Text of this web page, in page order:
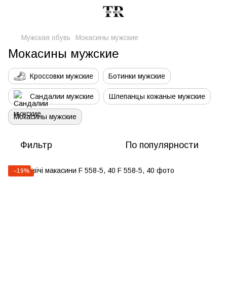
Мужская обувь Мокасины мужские
Мокасины мужские
Кроссовки мужские Ботинки мужские
Сандалии мужские Шлепанцы кожаные мужские
Мокасины мужские
Фильтр По популярности
−19%